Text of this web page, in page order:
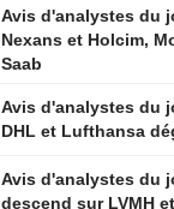
Avis d'analystes du
Nexans et Holcim,
Saab
Avis d'analystes du
DHL et Lufthansa
Avis d'analystes du
descend sur LVMH